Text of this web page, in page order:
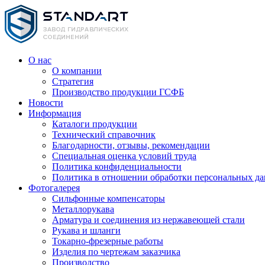
О нас
О компании
Стратегия
Производство продукции ГСФБ
Новости
Информация
Каталоги продукции
Технический справочник
Благодарности, отзывы, рекомендации
Специальная оценка условий труда
Политика конфиденциальности
Политика в отношении обработки персональных
Фотогалерея
Сильфонные компенсаторы
Металлорукава
Арматура и соединения из нержавеющей стали
Рукава и шланги
Токарно-фрезерные работы
Изделия по чертежам заказчика
Производство